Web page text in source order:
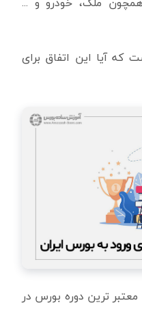
که آیا این اتفاق برای
معتبر ترین دوره بورس در